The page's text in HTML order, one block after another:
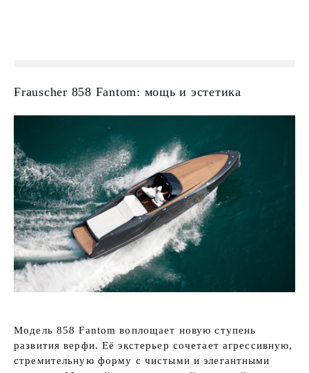
Frauscher 858 Fantom: мощь и эстетика
Модель 858 Fantom воплощает новую ступень
развития верфи. Её экстерьер сочетает агрессивную,
стремительную форму с чистыми и элегантными